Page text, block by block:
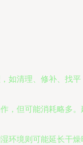
如清理、修补、找
，但可能消耗略多。
环境则可能延长干